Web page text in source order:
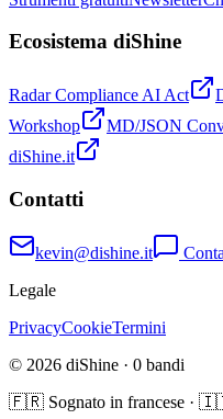
Ecosistema diShine
Radar Compliance AI Act
Workshop
MD/JSON
diShine.it
Contatti
kevin@dishine.it
Legale
PrivacyCookieTermini
© 2026 diShine · 0 bandi
🇫🇷 Sognato in francese ·